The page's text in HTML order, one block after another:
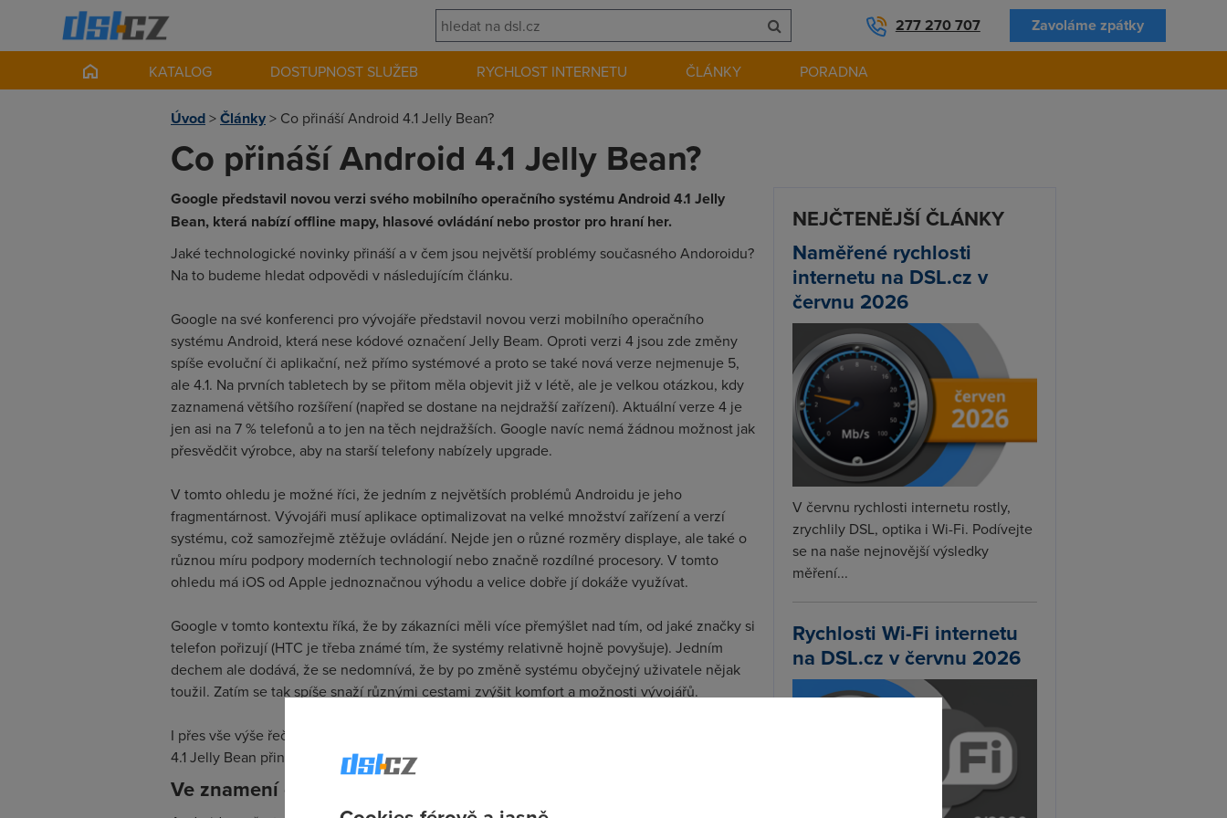
277 270 707 Zavoláme zpátky
KATALOG DOSTUPNOST SLUŽEB RYCHLOST INTERNETU ČLÁNKY PORADNA
Úvod>Články> Co přináší Android 4.1 Jelly Bean?
Co přináší Android 4.1 Jelly Bean?
Google představil novou verzi svého mobilního operačního systému Android 4.1 Jelly
Bean, která nabízí offline mapy, hlasové ovládání nebo prostor pro hraní her.
Jaké technologické novinky přináší a v čem jsou největší problémy současného Andoroidu?
Na to budeme hledat odpovědi v následujícím článku.
Google na své konferenci pro vývojáře představil novou verzi mobilního operačního
systému Android, která nese kódové označení Jelly Beam. Oproti verzi 4 jsou zde změny
spíše evoluční či aplikační, než přímo systémové a proto se také nová verze nejmenuje 5,
ale 4.1. Na prvních tabletech by se přitom měla objevit již v létě, ale je velkou otázkou, kdy
zaznamená většího rozšíření (napřed se dostane na nejdražší zařízení). Aktuální verze 4 je
jen asi na 7 % telefonů a to jen na těch nejdražších. Google navíc nemá žádnou možnost jak
přesvědčit výrobce, aby na starší telefony nabízely upgrade.
V tomto ohledu je možné říci, že jedním z největších problémů Androidu je jeho
fragmentárnost. Vývojáři musí aplikace optimalizovat na velké množství zařízení a verzí
systému, což samozřejmě ztěžuje ovládání. Nejde jen o různé rozměry displaye, ale také o
různou míru podpory moderních technologií nebo značně rozdílné procesory. V tomto
ohledu má iOS od Apple jednoznačnou výhodu a velice dobře jí dokáže využívat.
Google v tomto kontextu říká, že by zákazníci měli více přemýšlet nad tím, od jaké značky si
telefon pořizují (HTC je třeba známé tím, že systémy relativně hojně povyšuje). Jedním
dechem ale dodává, že se nedomnívá, že by po změně systému obyčejný uživatele nějak
toužil. Zatím se tak spíše snaží různými cestami zvýšit komfort a možnosti vývojářů.
I přes vše výše řečené má jistě smysl se podívat alespoň na některé novinky, které Android
4.1 Jelly Bean přináší poněkud podrobněji.
Ve znamení optimalizace
NEJČTENĚJŠÍ ČLÁNKY
Naměřené rychlosti
internetu na DSL.cz v
červnu 2026
V červnu rychlosti internetu rostly,
zrychlily DSL, optika i Wi-Fi. Podívejte
se na naše nejnovější výsledky
měření...
Rychlosti Wi-Fi internetu
na DSL.cz v červnu 2026